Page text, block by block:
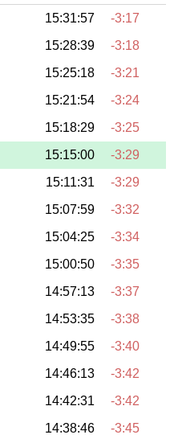
15:31:57
-3:17
15:28:39
-3:18
15:25:18
-3:21
15:21:54
-3:24
15:18:29
-3:25
15:15:00
-3:29
15:11:31
-3:29
15:07:59
-3:32
15:04:25
-3:34
15:00:50
-3:35
14:57:13
-3:37
14:53:35
-3:38
14:49:55
-3:40
14:46:13
-3:42
14:42:31
-3:42
14:38:46
-3:45